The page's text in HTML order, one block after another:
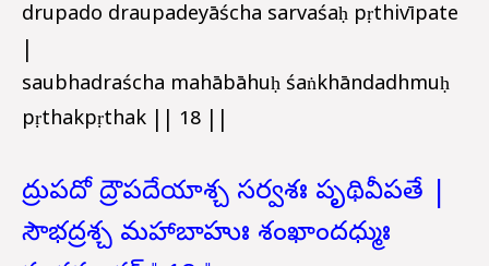
drupado draupadeyāścha sarvaśaḥ pṛthivīpate
saubhadraścha mahābāhuḥ śaṅkhāndadhmuḥ
pṛthakpṛthak || 18 ||
ద్రుపదో ద్రౌపదేయాశ్చ సర్వశః పృథివీపతే |
సౌభద్రశ్చ మహాబాహుః శంఖాందధ్ముః